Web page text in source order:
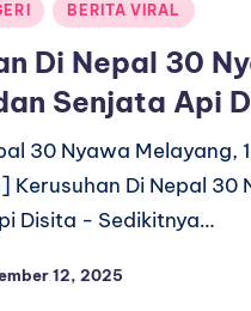
BERITA VIRAL
Di Nepal 30
Senjata Api
30 Nyawa Melayang,
Kerusuhan Di Nepal 30
Disita - Sedikitnya…
12, 2025